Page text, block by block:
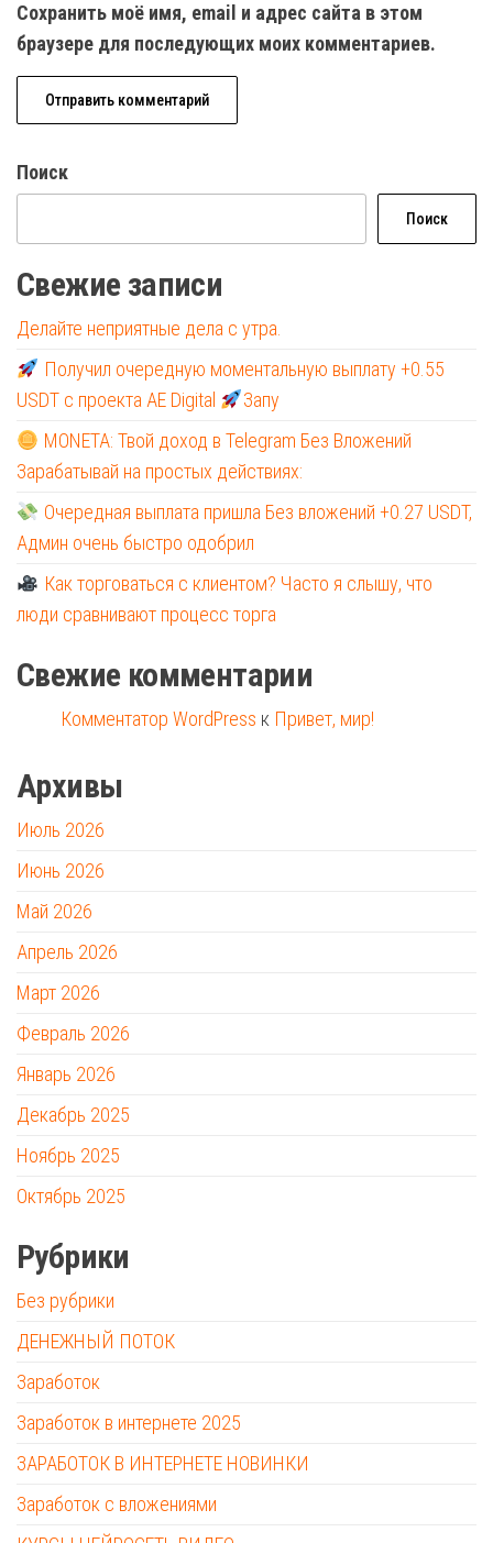
Сохранить моё имя, email и адрес сайта в этом
браузере для последующих моих комментариев.
Поиск
Поиск
Свежие записи
Делайте неприятные дела с утра.
Получил очередную моментальную выплату +0.55
USDT с проекта AE Digital
Запу
MONETA: Твой доход в Telegram Без Вложений
Зарабатывай на простых действиях:
Очередная выплата пришла Без вложений +0.27 USDT,
Админ очень быстро одобрил
Как торговаться с клиентом? Часто я слышу, что
люди сравнивают процесс торга
Свежие комментарии
Комментатор WordPress к Привет, мир!
Архивы
Июль 2026
Июнь 2026
Май 2026
Апрель 2026
Март 2026
Февраль 2026
Январь 2026
Декабрь 2025
Ноябрь 2025
Октябрь 2025
Рубрики
Без рубрики
ДЕНЕЖНЫЙ ПОТОК
Заработок
Заработок в интернете 2025
ЗАРАБОТОК В ИНТЕРНЕТЕ НОВИНКИ
Заработок с вложениями